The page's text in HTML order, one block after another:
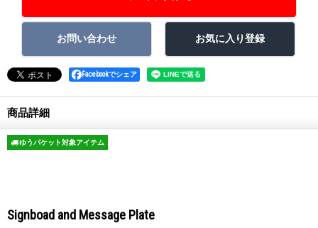
Facebookでシェア
商品詳細
ゆうパケット対象アイテム
Signboad and Message Plate